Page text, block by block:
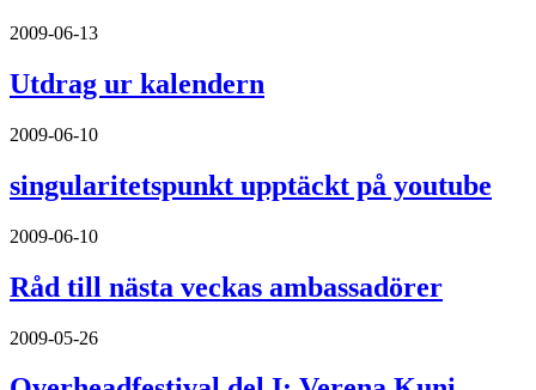
2009-06-13
Utdrag ur kalendern
2009-06-10
singularitetspunkt upptäckt på youtube
2009-06-10
Råd till nästa veckas ambassadörer
2009-05-26